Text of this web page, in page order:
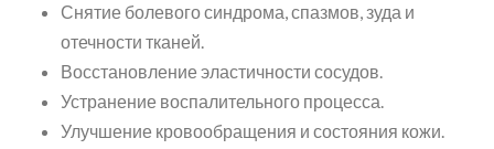
Снятие болевого синдрома, спазмов, зуда и
отечности тканей.
Восстановление эластичности сосудов.
Устранение воспалительного процесса.
Улучшение кровообращения и состояния кожи.